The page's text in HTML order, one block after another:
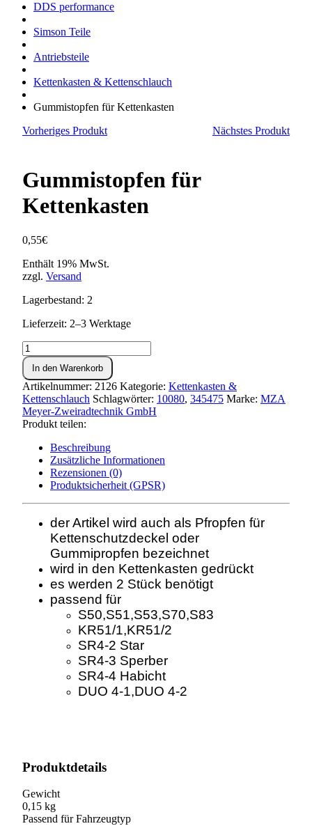
DDS performance
Simson Teile
Antriebsteile
Kettenkasten & Kettenschlauch
Gummistopfen für Kettenkasten
Vorheriges Produkt
Nächstes Produkt
Gummistopfen für
Kettenkasten
0,55€
Enthält 19% MwSt.
zzgl. Versand
Lagerbestand: 2
Lieferzeit: 2–3 Werktage
Gummistopfen
für
Kettenkasten
Menge
In den Warenkorb
Artikelnummer: 2126 Kategorie: Kettenkasten &
Kettenschlauch Schlagwörter: 10080, 345475 Marke: MZA
Meyer-Zweiradtechnik GmbH
Produkt teilen:
Beschreibung
Zusätzliche Informationen
Rezensionen (0)
Produktsicherheit (GPSR)
der Artikel wird auch als Pfropfen für
Kettenschutzdeckel oder
Gummipropfen bezeichnet
wird in den Kettenkasten gedrückt
es werden 2 Stück benötigt
passend für
S50,S51,S53,S70,S83
KR51/1,KR51/2
SR4-2 Star
SR4-3 Sperber
SR4-4 Habicht
DUO 4-1,DUO 4-2
Produktdetails
Gewicht
0,15 kg
Passend für Fahrzeugtyp